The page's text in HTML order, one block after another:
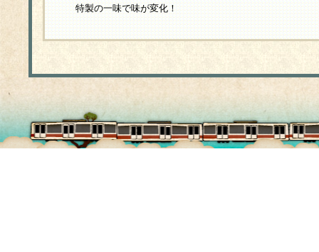
特製の一味で味が変化！